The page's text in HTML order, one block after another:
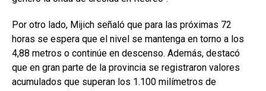
Por otro lado, Mijich señaló que para las próximas 72
horas se espera que el nivel se mantenga en torno a los
4,88 metros o continúe en descenso. Además, destacó
que en gran parte de la provincia se registraron valores
acumulados que superan los 1.100 milímetros de